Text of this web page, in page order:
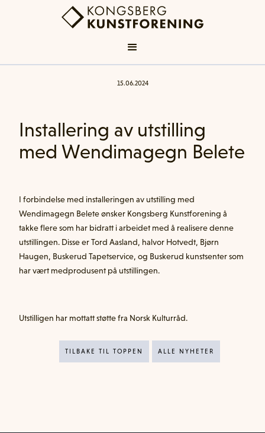
15.06.2024
Installering av utstilling
med Wendimagegn Belete
I forbindelse med installeringen av utstilling med
Wendimagegn Belete ønsker Kongsberg Kunstforening å
takke flere som har bidratt i arbeidet med å realisere denne
utstillingen. Disse er Tord Aasland, halvor Hotvedt, Bjørn
Haugen, Buskerud Tapetservice, og Buskerud kunstsenter som
har vært medprodusent på utstillingen.
Utstilligen har mottatt støtte fra Norsk Kulturråd.
TILBAKE TIL TOPPEN ALLE NYHETER